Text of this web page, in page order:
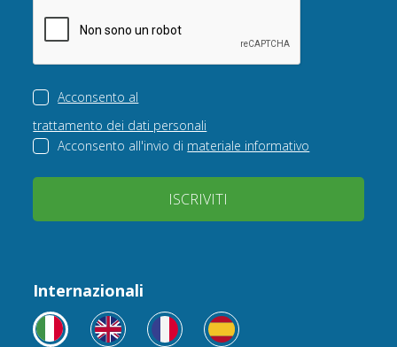
Acconsento al
trattamento dei dati personali
Acconsento all'invio di materiale informativo
ISCRIVITI
Internazionali